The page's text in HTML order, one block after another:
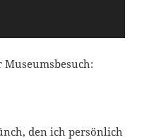
den ich persönlich